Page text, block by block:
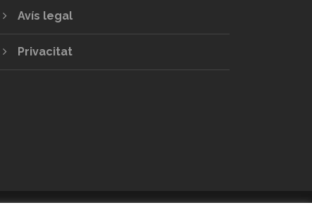
Avís legal
Privacitat